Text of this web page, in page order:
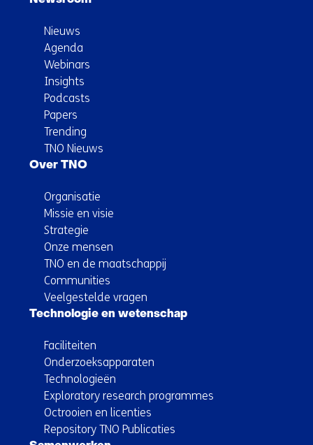
Nieuws
Agenda
Webinars
Insights
Podcasts
Papers
Trending
TNO Nieuws
Over TNO
Organisatie
Missie en visie
Strategie
Onze mensen
TNO en de maatschappij
Communities
Veelgestelde vragen
Technologie en wetenschap
Faciliteiten
Onderzoeksapparaten
Technologieën
Exploratory research programmes
Octrooien en licenties
Repository TNO Publicaties